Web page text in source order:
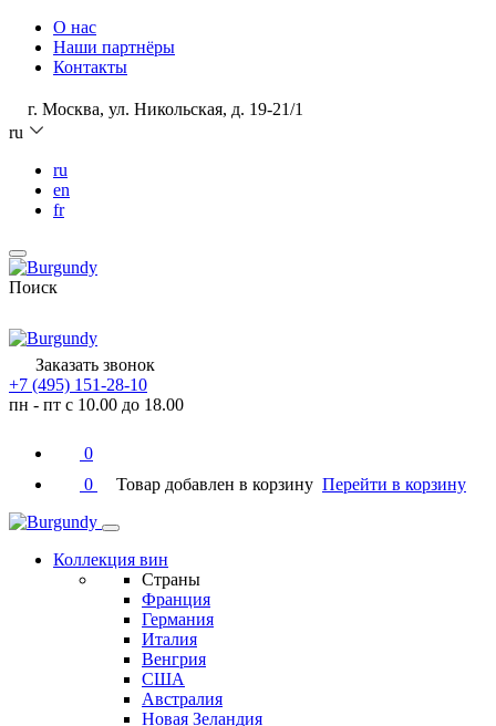
О нас
Наши партнёры
Контакты
г. Москва, ул. Никольская, д. 19-21/1
ru
ru
en
fr
Поиск
Заказать звонок
+7 (495) 151-28-10
пн - пт с 10.00 до 18.00
0
0
Товар добавлен в корзину Перейти в корзину
Коллекция вин
Страны
Франция
Германия
Италия
Венгрия
США
Австралия
Новая Зеландия